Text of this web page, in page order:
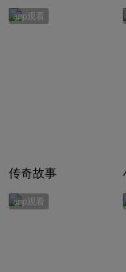
app观看
传奇故事
app观看